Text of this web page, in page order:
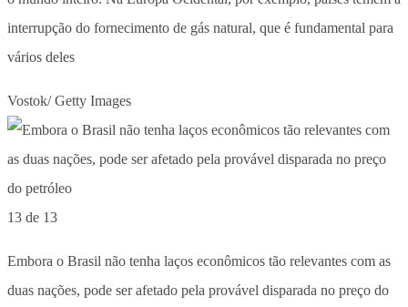
interrupção do fornecimento de gás natural, que é fundamental para
vários deles
Vostok/ Getty Images
13 de 13
Embora o Brasil não tenha laços econômicos tão relevantes com as
duas nações, pode ser afetado pela provável disparada no preço do